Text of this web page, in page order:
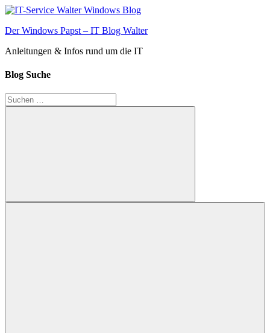
Zum
springen
Der Windows Papst – IT Blog Walter
Anleitungen & Infos rund um die IT
Blog Suche
Suchen
nach:
Suchen